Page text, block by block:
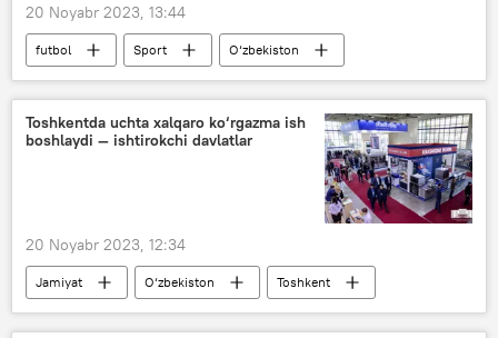
20 Noyabr 2023, 13:44
futbol Sport
O‘zbekiston
Eron
Toshkentda uchta xalqaro ko‘rgazma ish
boshlaydi — ishtirokchi davlatlar
20 Noyabr 2023, 12:34
Jamiyat O‘zbekiston
Toshkent
ko‘rgazma
Oziq-ovqat